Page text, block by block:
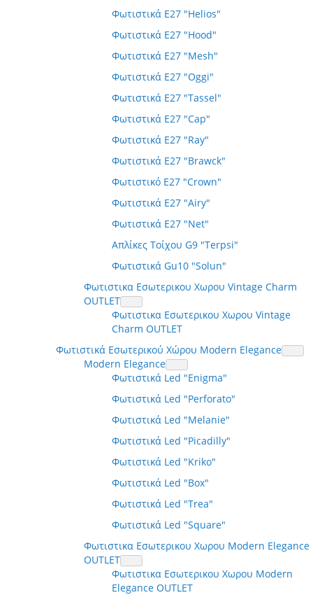
Φωτιστικά E27 "Helios"
Φωτιστικά E27 "Hood"
Φωτιστικά E27 "Mesh"
Φωτιστικά E27 "Oggi"
Φωτιστικά E27 "Tassel"
Φωτιστικά E27 "Cap"
Φωτιστικά E27 "Ray"
Φωτιστικά E27 "Brawck"
Φωτιστικό E27 "Crown"
Φωτιστικά E27 "Airy"
Φωτιστικά E27 "Net"
Απλίκες Τοίχου G9 "Terpsi"
Φωτιστικά Gu10 "Solun"
Φωτιστικα Εσωτερικου Χωρου Vintage Charm
OUTLET
Φωτιστικα Εσωτερικου Χωρου Vintage
Charm OUTLET
Φωτιστικά Εσωτερικού Χώρου Modern Elegance
Modern Elegance
Φωτιστικά Led "Enigma"
Φωτιστικά Led "Perforato"
Φωτιστικά Led "Melanie"
Φωτιστικά Led "Picadilly"
Φωτιστικά Led "Kriko"
Φωτιστικά Led "Box"
Φωτιστικά Led "Trea"
Φωτιστικά Led "Square"
Φωτιστικα Εσωτερικου Χωρου Modern Elegance
OUTLET
Φωτιστικα Εσωτερικου Χωρου Modern
Elegance OUTLET